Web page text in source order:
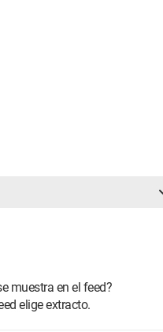
muestra en el feed?
elige extracto.